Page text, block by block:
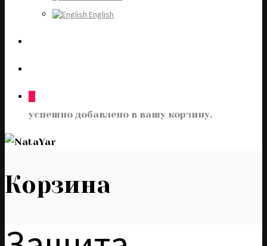
English
успешно добавлено в вашу корзину.
Корзина